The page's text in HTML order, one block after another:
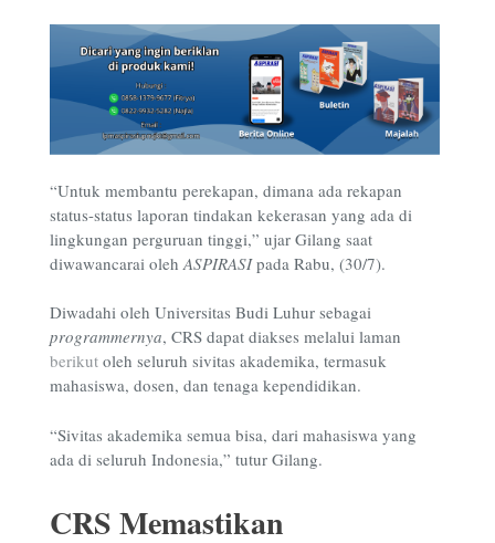
“Untuk membantu perekapan, dimana ada rekapan
status-status laporan tindakan kekerasan yang ada di
lingkungan perguruan tinggi,” ujar Gilang saat
diwawancarai oleh ASPIRASIpada Rabu, (30/7).
Diwadahi oleh Universitas Budi Luhur sebagai
programmernya, CRS dapat diakses melalui laman
berikut oleh seluruh sivitas akademika, termasuk
mahasiswa, dosen, dan tenaga kependidikan.
“Sivitas akademika semua bisa, dari mahasiswa yang
ada di seluruh Indonesia,” tutur Gilang.
CRS Memastikan